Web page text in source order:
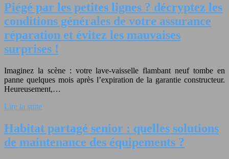
Piégé par les petites lignes ? décryptez les
conditions générales de votre assurance
réparation et évitez les mauvaises
surprises !
Imaginez la scène : votre lave-vaisselle flambant neuf tombe en
panne quelques mois après l’expiration de la garantie constructeur.
Heureusement,…
Lire la suite
Habitat partagé senior : quelles solutions
de maintenance des équipements ?